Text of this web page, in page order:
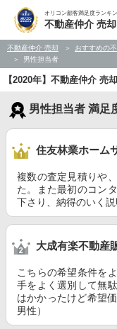
オリコン顧客満足度ランキ
不動産仲介 売
不動産仲介 売却 おすすめの
男性担当者
【2020年】不動産仲介 売
男性担当者 満足
住友林業ホーム
複数の査定見積りや
た。また最初のコン
下さり、納得のいく
大成有楽不動産
こちらの希望条件を
手をよく選別して無
はかかったけど希望
男性）